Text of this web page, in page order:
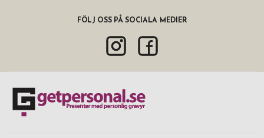
FÖLJ OSS PÅ SOCIALA MEDIER